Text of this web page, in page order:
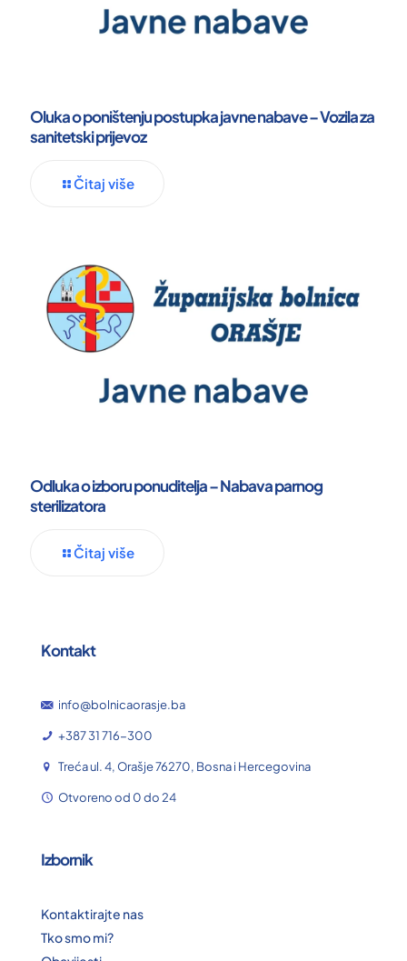
Oluka o poništenju postupka javne nabave – Vozila za
sanitetski prijevoz
Čitaj više
Odluka o izboru ponuditelja – Nabava parnog
sterilizatora
Čitaj više
Kontakt
info@bolnicaorasje.ba
+387 31 716-300
Treća ul. 4, Orašje 76270, Bosna i Hercegovina
Otvoreno od 0 do 24
Izbornik
Kontaktirajte nas
Tko smo mi?